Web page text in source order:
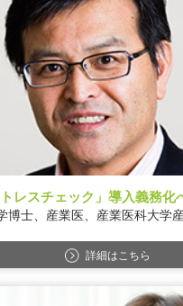
レスチェック」導入義務化
博士、産業医、産業医科大学
詳細はこちら